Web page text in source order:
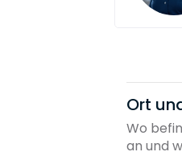
Ort
Wo
an und